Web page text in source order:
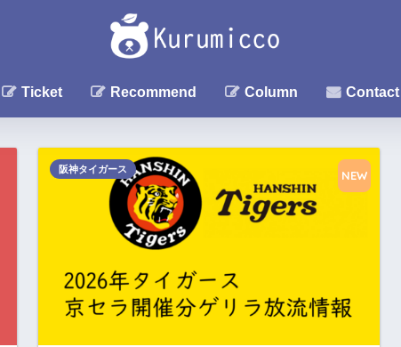
Ticket Recommend Column Contact
阪神タイガース NEW